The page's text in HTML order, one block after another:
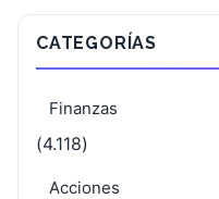
CATEGORÍAS
Finanzas
(4.118)
Acciones